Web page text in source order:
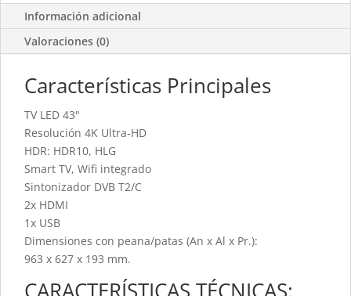
Información adicional
Valoraciones (0)
Características Principales
TV LED 43"
Resolución 4K Ultra-HD
HDR: HDR10, HLG
Smart TV, Wifi integrado
Sintonizador DVB T2/C
2x HDMI
1x USB
Dimensiones con peana/patas (An x Al x Pr.):
963 x 627 x 193 mm.